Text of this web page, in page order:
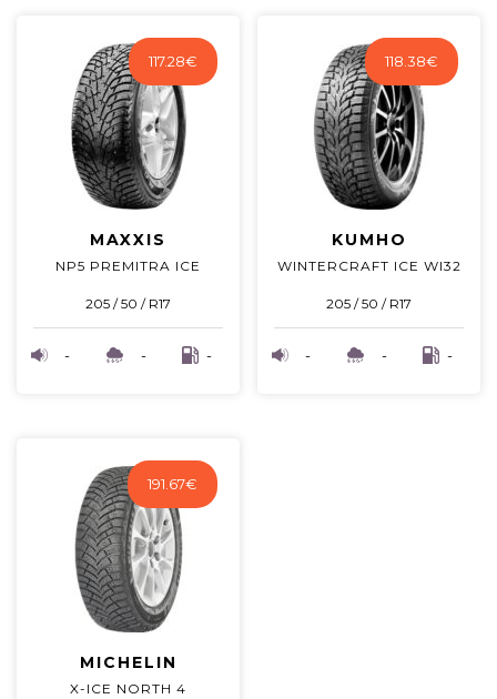
117.28€
MAXXIS
NP5 PREMITRA ICE
205 / 50 / R17
- - -
118.38€
KUMHO
WINTERCRAFT ICE WI32
205 / 50 / R17
- - -
191.67€
MICHELIN
X-ICE NORTH 4